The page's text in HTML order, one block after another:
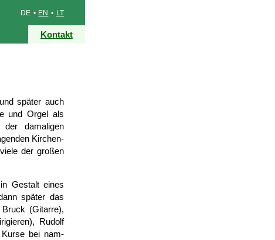
DE • EN • LT
Kontakt
später auch
und Orgel als
damaligen
Kirchen­
der großen
Gestalt eines
später das
(Gitarre),
Rudolf
Kurse bei nam­